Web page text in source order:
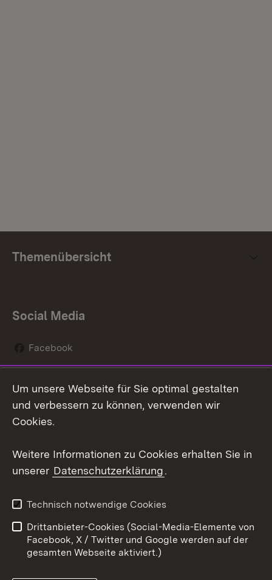
Themenübersicht
Social Media
Facebook
Social Wall
Youtube
Kontakt
Datenschutz
Barrierefreiheit
Impressum Cookies
Um unsere Webseite für Sie optimal gestalten
und verbessern zu können, verwenden wir
Cookies.
Weitere Informationen zu Cookies erhalten Sie in
unserer Datenschutzerklärung.
Technisch notwendige Cookies
Drittanbieter-Cookies (Social-Media-Elemente von
Facebook, X / Twitter und Google werden auf der
gesamten Webseite aktiviert.)